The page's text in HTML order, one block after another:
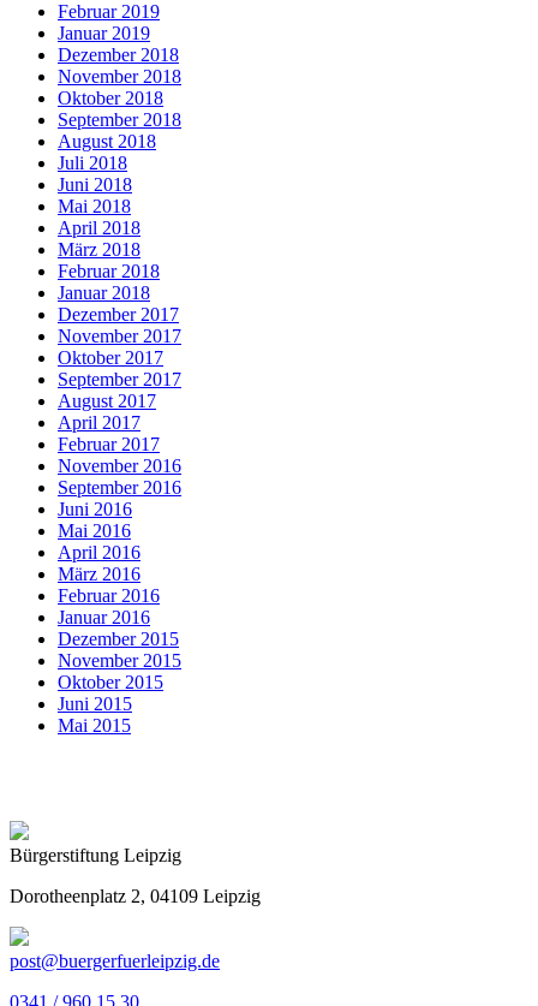
Februar 2019
Januar 2019
Dezember 2018
November 2018
Oktober 2018
September 2018
August 2018
Juli 2018
Juni 2018
Mai 2018
April 2018
März 2018
Februar 2018
Januar 2018
Dezember 2017
November 2017
Oktober 2017
September 2017
August 2017
April 2017
Februar 2017
November 2016
September 2016
Juni 2016
Mai 2016
April 2016
März 2016
Februar 2016
Januar 2016
Dezember 2015
November 2015
Oktober 2015
Juni 2015
Mai 2015
Bürgerstiftung Leipzig
Dorotheenplatz 2, 04109 Leipzig
post@buergerfuerleipzig.de